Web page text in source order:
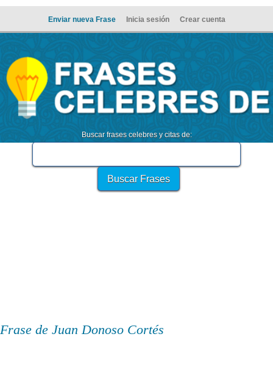
Enviar nueva Frase Inicia sesión Crear cuenta
Buscar frases celebres y citas de:
Frase de Juan Donoso Cortés